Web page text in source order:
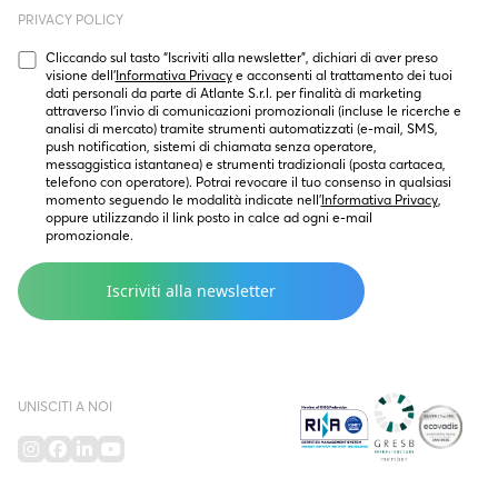
PRIVACY POLICY
Cliccando sul tasto “Iscriviti alla newsletter”, dichiari di aver preso
visione dell’Informativa Privacy e acconsenti al trattamento dei tuoi
dati personali da parte di Atlante S.r.l. per finalità di marketing
attraverso l’invio di comunicazioni promozionali (incluse le ricerche e
analisi di mercato) tramite strumenti automatizzati (e-mail, SMS,
push notification, sistemi di chiamata senza operatore,
messaggistica istantanea) e strumenti tradizionali (posta cartacea,
telefono con operatore). Potrai revocare il tuo consenso in qualsiasi
momento seguendo le modalità indicate nell’Informativa Privacy,
oppure utilizzando il link posto in calce ad ogni e-mail
promozionale.
UNISCITI A NOI